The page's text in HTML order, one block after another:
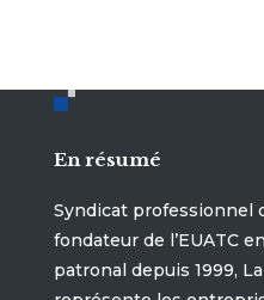
En résumé
Syndicat professionnel
fondateur de l’EUATC
patronal depuis 1999,